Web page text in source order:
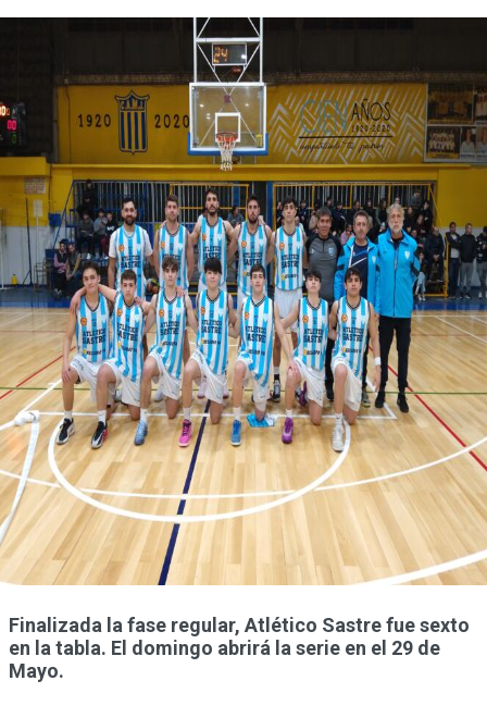
Finalizada la fase regular, Atlético Sastre fue sexto
en la tabla. El domingo abrirá la serie en el 29 de
Mayo.